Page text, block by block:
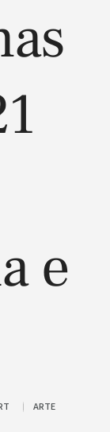
e
ARTE